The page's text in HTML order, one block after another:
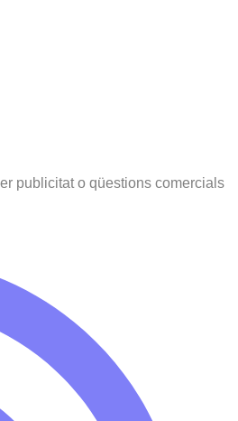
publicitat o qüestions comercials